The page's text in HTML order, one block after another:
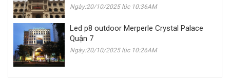
Ngày:20/10/2025 lúc 10:36AM
Led p8 outdoor Merperle Crystal Palace
Quận 7
Ngày:20/10/2025 lúc 10:26AM